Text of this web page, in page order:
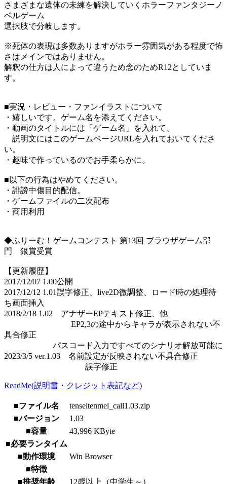
さまざまな遺体の未練を解決していくホラーファンタジーノ
ベルゲーム
選択肢で分岐します。
※死体の表現は多数ありますがホラー雰囲気がある程度で怖
さはメインではありません。
解釈の仕方は人によって違うため念のためR12としていま
す。
■実況・レビュー・ファンイラストについて
・嬉しいです。ゲーム名を添えてください。
・動画のタイトルには「ゲーム名」を入れて、
説明文にはこのゲームページURLを入れておいてくださ
い。
・趣味で作っているのでお手柔らかに。
■以下の行為はやめてください。
・誹謗中傷目的配信。
・ゲームファイルの二次配布
・商用利用
◆ふりーむ！ゲームコンテスト 第13回 ブラウザゲーム部
門 銀賞受賞
【更新履歴】
2017/12/07 1.00公開
2017/12/12 1.01誤字修正、live2D微調整、ロード時の処理待
ち画面挿入
2018/2/18 1.02 アナザーEPテキスト修正、他
EP2,3の途中からキャラが表示されない不
具合修正
パスコード入力ですべてのシナリオ解放可能に
2023/3/5 ver.1.03 名前設定が反映されない不具合修正
誤字修正
ReadMe(説明書・クレジット表記など)
■ファイル名
tenseitenmei_call1.03.zip
■バージョン
1.03
■容量
43,996 KByte
■必要ランタイム
■動作環境
Win Browser
■特徴
■推奨年齢
12歳以上（中学生～）